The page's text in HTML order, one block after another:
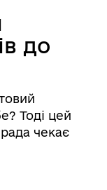
до
Тоді цей
чекає